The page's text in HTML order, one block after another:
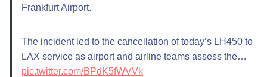
Frankfurt Airport.
The incident led to the cancellation of today’s LH450 to
LAX service as airport and airline teams assess the…
pic.twitter.com/BPdK5fWVVk